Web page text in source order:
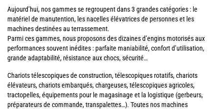
Aujourd’hui, nos gammes se regroupent dans 3 grandes catégories : le
matériel de manutention, les nacelles élévatrices de personnes et les
machines destinées au terrassement.
Parmi ces gammes, nous proposons des dizaines d’engins motorisés aux
performances souvent inédites : parfaite maniabilité, confort d’utilisation,
grande adaptabilité, résistance aux chocs, sécurité…
Chariots télescopiques de construction, télescopiques rotatifs, chariots
élévateurs, chariots embarqués, chargeuses, télescopiques agricoles,
tractopelles, équipements pour le magasinage et la logistique (gerbeurs,
préparateurs de commande, transpalettes…). Toutes nos machines